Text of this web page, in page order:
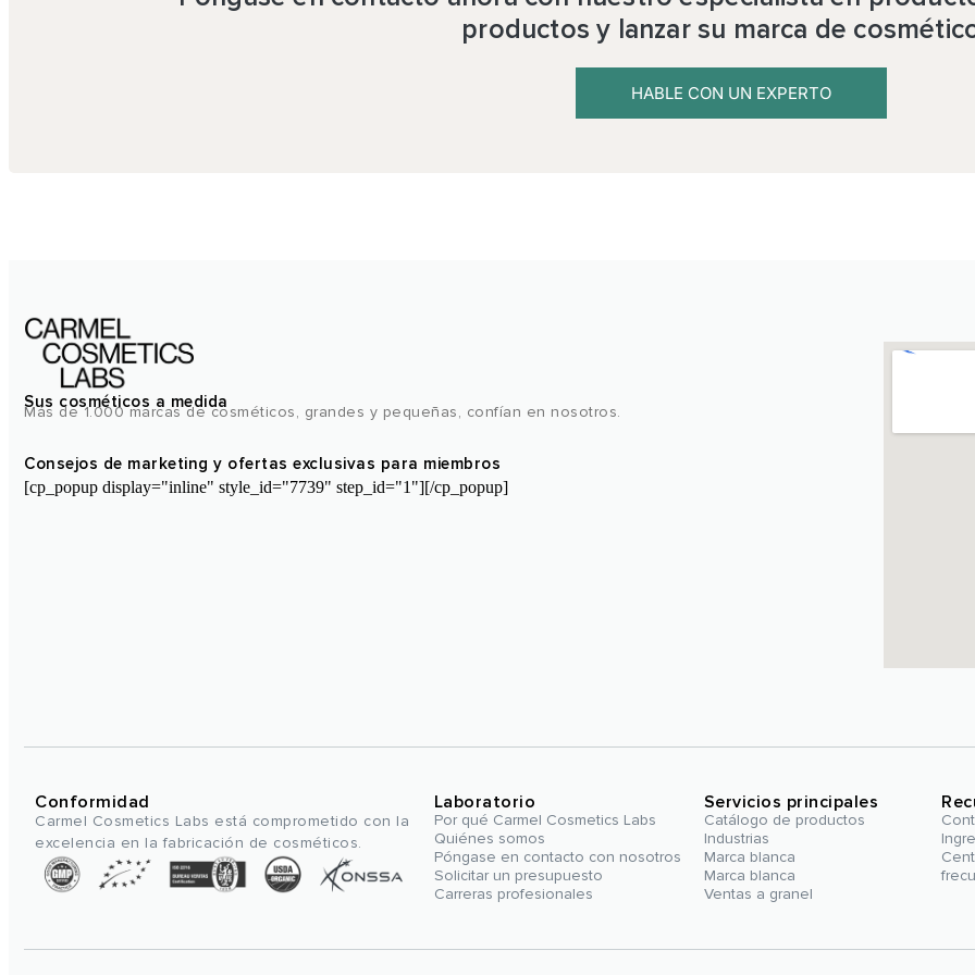
productos y lanzar su marca de
HABLE CON UN EXPERTO
Sus cosméticos a medida
Más de 1.000 marcas de cosméticos, grandes y pequeñas, confían en nosotros.
Consejos de marketing y ofertas exclusivas para miembros
[cp_popup display="inline" style_id="7739" step_id="1"][/cp_popup]
Conformidad
Carmel Cosmetics Labs está comprometido con la
excelencia en la fabricación de cosméticos.
Laboratorio
Por qué Carmel Cosmetics Labs
Quiénes somos
Póngase en contacto con nosotros
Solicitar un presupuesto
Carreras profesionales
Servicios principales
Catálogo de productos
Industrias
Marca blanca
Marca blanca
Ventas a granel